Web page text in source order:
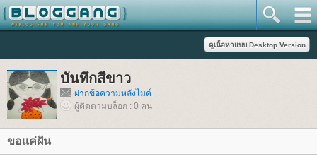
บันทึกสีขาว
ฝากข้อความหลังไมค์
ผู้ติดตามบล็อก : 0 คน
ขอแค่ฝัน